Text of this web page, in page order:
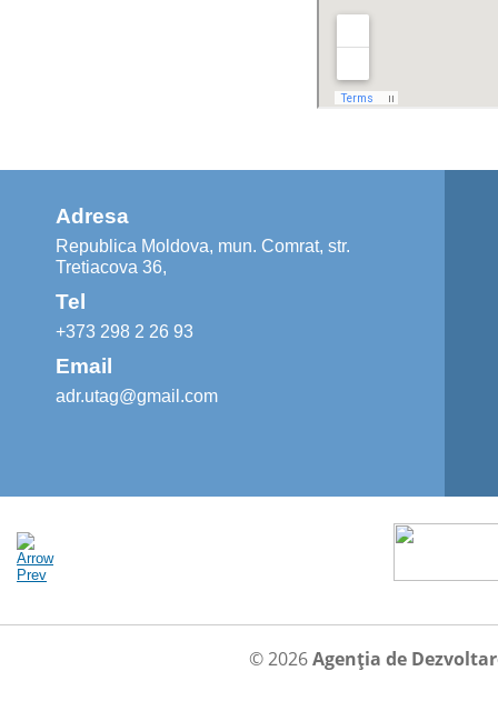
Adresa
Republica Moldova, mun. Comrat, str.
Tretiacova 36,
Tel
+373 298 2 26 93
Email
adr.utag@gmail.com
© 2026Agenția de